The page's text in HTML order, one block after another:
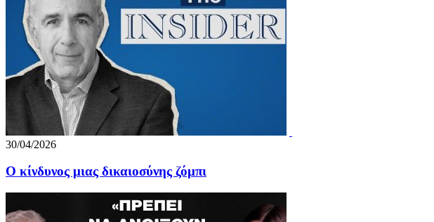
30/04/2026
Ο κίνδυνος μιας δικαιοσύνης ζόμπι